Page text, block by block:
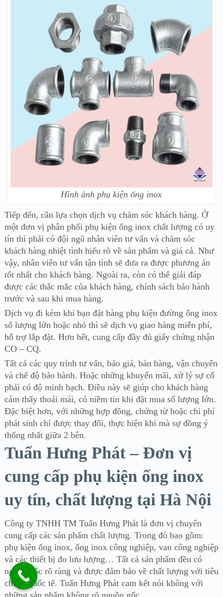
Hình ảnh phụ kiện ống inox
Tiếp đến, cần lựa chọn dịch vụ chăm sóc khách hàng. Ở
một đơn vị phân phối phụ kiện ống inox chất lượng có uy
tín thì phải có đội ngũ nhân viên tư vấn và chăm sóc
khách hàng nhiệt tình hiểu rõ về sản phẩm và giá cả. Như
vậy, nhân viên tư vấn tận tình sẽ đưa ra được phương án
tốt nhất cho khách hàng. Ngoài ra, còn có thể giải đáp
được các thắc mắc của khách hàng, chính sách bảo hành
trước và sau khi mua hàng.
Dịch vụ đi kèm khi bạn đặt hàng phụ kiện đường ống inox
số lượng lớn hoặc nhỏ thì sẽ dịch vụ giao hàng miễn phí,
hỗ trợ lắp đặt. Hơn hết, cung cấp đầy đủ giấy chứng nhận
CO – CQ.
Tất cả các quy trình tư vấn, bảo giá, bán hàng, vận chuyển
và chế độ bảo hành. Hoặc những khuyến mãi, xử lý sự cố
phải có độ minh bạch. Điều này sẽ giúp cho khách hàng
cảm thấy thoải mái, có niềm tin khi đặt mua số lượng lớn.
Đặc biệt hơn, với những hợp đồng, chứng từ hoặc chi phí
phát sinh chỉ được thay đổi, thực hiện khi mà sự đồng ý
thống nhất giữa 2 bên.
Tuấn Hưng Phát – Đơn vị
cung cấp phụ kiện ống inox
uy tín, chất lượng tại Hà Nội
Công ty TNHH TM Tuấn Hưng Phát là đơn vị chuyên
cung cấp các sản phẩm chất lượng. Trong đó bao gồm:
phụ kiện ống inox, ống inox công nghiệp, van công nghiệp
và các thiết bị đo lưu lượng… Tất cả sản phẩm đều có
nguồn gốc rõ ràng và được đảm bảo về chất lượng với tiêu
chuẩn quốc tế. Tuấn Hưng Phát cam kết nói không với